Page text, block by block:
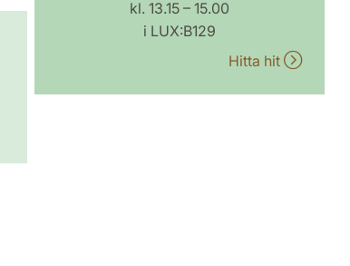
kl. 13.15 – 15.00
i LUX:B129
Hitta hit